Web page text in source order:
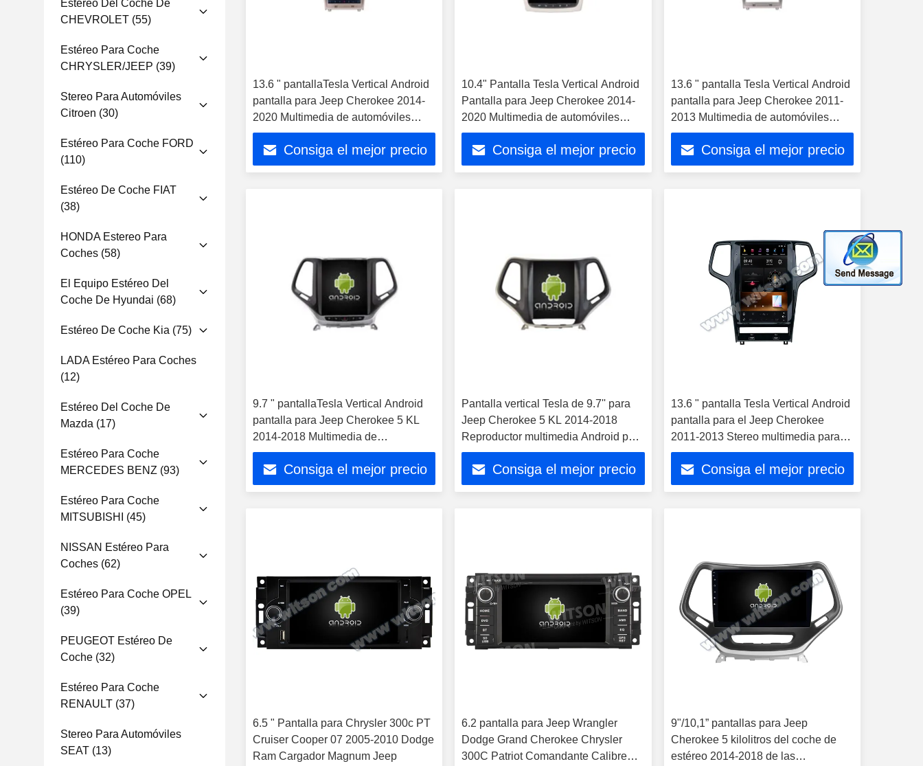
Estéreo Del Coche De
CHEVROLET (55)
Estéreo Para Coche
CHRYSLER/JEEP (39)
Stereo Para Automóviles
Citroen (30)
Estéreo Para Coche FORD
(110)
Estéreo De Coche FIAT
(38)
HONDA Estereo Para
Coches (58)
El Equipo Estéreo Del
Coche De Hyundai (68)
Estéreo De Coche Kia (75)
LADA Estéreo Para Coches
(12)
Estéreo Del Coche De
Mazda (17)
Estéreo Para Coche
MERCEDES BENZ (93)
Estéreo Para Coche
MITSUBISHI
(45)
NISSAN Estéreo Para
Coches (62)
Estéreo Para Coche OPEL
(39)
PEUGEOT Estéreo De
Coche (32)
Estéreo Para Coche
RENAULT (37)
Stereo Para Automóviles
SEAT (13)
13.6 " pantallaTesla Vertical Android
pantalla para Jeep Cherokee 2014-
2020 Multimedia de automóviles
estéreo GPS Carplay Player
Consiga el mejor precio
10.4" Pantalla Tesla Vertical Android
Pantalla para Jeep Cherokee 2014-
2020 Multimedia de automóviles
Estéreo GPS Jugador de Carplay
Consiga el mejor precio
13.6 " pantalla Tesla Vertical Android
pantalla para Jeep Cherokee 2011-
2013 Multimedia de automóviles
estéreo GPS Carplay Player
Consiga el mejor precio
9.7 " pantallaTesla Vertical Android
pantalla para Jeep Cherokee 5 KL
2014-2018 Multimedia de
automóviles Stereo GPS Carplay
Player Consiga el mejor precio
Pantalla vertical Tesla de 9.7'' para
Jeep Cherokee 5 KL 2014-2018
Reproductor multimedia Android para
coche
Consiga el mejor precio
13.6 " pantalla Tesla Vertical Android
pantalla para el Jeep Cherokee
2011-2013 Stereo multimedia para
automóviles
Consiga el mejor precio
6.5 " Pantalla para Chrysler 300c PT
Cruiser Cooper 07 2005-2010 Dodge
Ram Cargador Magnum Jeep
6.2 pantalla para Jeep Wrangler
Dodge Grand Cherokee Chrysler
300C Patriot Comandante Calibre
9"/10,1” pantallas para Jeep
Cherokee 5 kilolitros del coche de
estéreo 2014-2018 de las